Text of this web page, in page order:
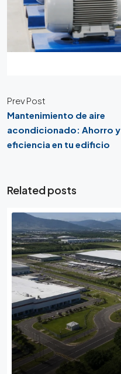
Prev Post
Mantenimiento de aire
acondicionado: Ahorro y
eficiencia en tu edificio
Related posts